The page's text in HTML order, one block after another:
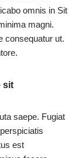
omnis in Sit
magni.
consequatur ut.
sit
saepe. Fugiat
est